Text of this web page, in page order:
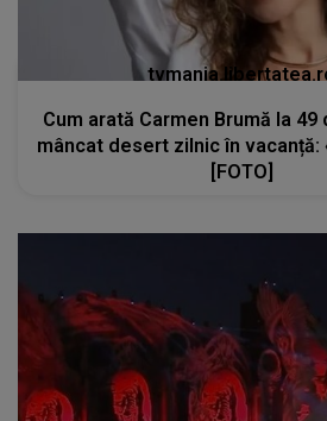
Cum arată Carmen Brumă la 49
mâncat desert zilnic în vacanță:
[FOTO]